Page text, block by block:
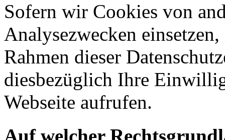
Sofern wir Cookies von
Analysezwecken
Rahmen dieser
diesbezüglich Ihre
Webseite aufrufen.
Auf welcher